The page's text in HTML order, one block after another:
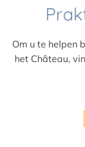
Om u te helpen
het Château,